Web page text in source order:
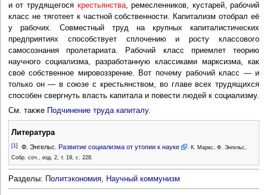
и от трудящегося крестьянства, ремесленников, кустарей, рабочий
класс не тяготеет к частной собственности. Капитализм отобрал её
у рабочих. Совместный труд на крупных капиталистических
предприятиях способствует сплочению и росту классового
самосознания пролетариата. Рабочий класс приемлет теорию
научного социализма, разработанную классиками марксизма, как
своё собственное мировоззрение. Вот почему рабочий класс — и
только он — в союзе с крестьянством, во главе всех трудящихся
способен свергнуть власть капитала и повести людей к социализму.
См. также
Подчинение труда капиталу.
Литература
[1] Ф. Энгельс. Развитие социализма от утопии к науке
. К. Маркс, Ф. Энгельс,
Собр. соч., изд. 2, т. 19, с. 228.
Разделы: Политэкономия, Научный коммунизм